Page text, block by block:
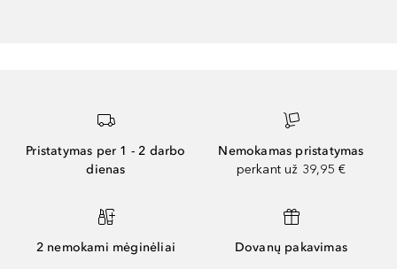
Pristatymas per 1 - 2 darbo
dienas
Nemokamas pristatymas
perkant už 39,95 €
2 nemokami mėginėliai Dovanų pakavimas